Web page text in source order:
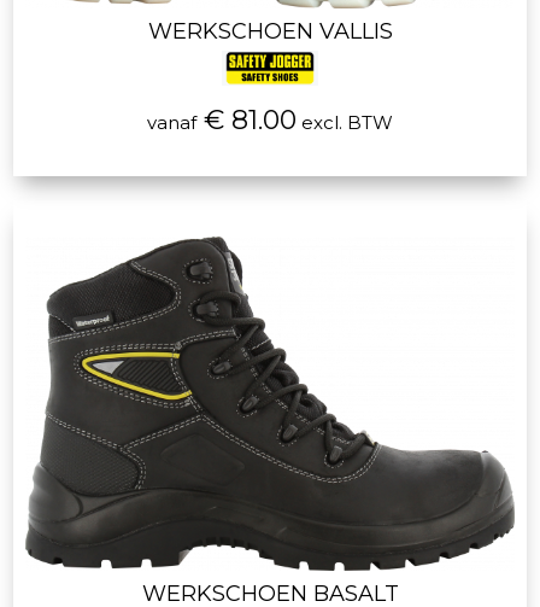
WERKSCHOEN VALLIS
vanaf€ 81.00 excl. BTW
WERKSCHOEN BASALT